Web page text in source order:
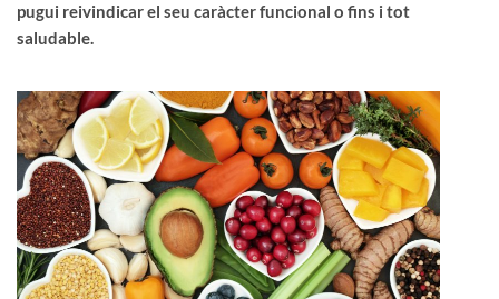
pugui reivindicar el seu caràcter funcional o fins i tot
saludable.